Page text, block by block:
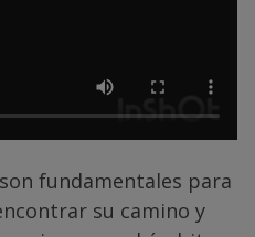
fundamentales para
su camino y